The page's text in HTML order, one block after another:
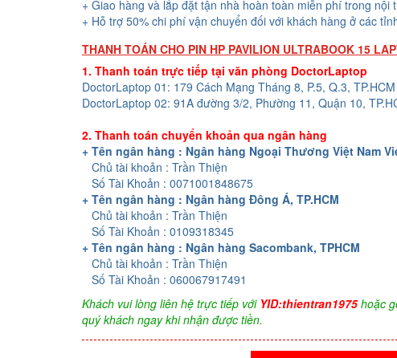
+ Giao hàng và lắp đặt tận nhà hoàn toàn miễn phí trong nội
+ Hỗ trợ 50% chi phí vận chuyển đối với khách hàng ở các
THANH TOÁN CHO PIN HP PAVILION ULTRABOOK 15
1. Thanh toán trực tiếp tại văn phòng DoctorLaptop
DoctorLaptop 01: 179 Cách Mạng Tháng 8, P.5, Q.3, TP.HCM
DoctorLaptop 02: 91A đường 3/2, Phường 11, Quận 10,
2. Thanh toán chuyển khoản qua ngân hàng
+ Tên ngân hàng : Ngân hàng Ngoại Thương Việt Nam
Chủ tài khoản : Trần Thiện
Số Tài Khoản : 0071001848675
+ Tên ngân hàng : Ngân hàng Đông Á, TP.HCM
Chủ tài khoản : Trần Thiện
Số Tài Khoản : 0109318345
+ Tên ngân hàng : Ngân hàng Sacombank, TPHCM
Chủ tài khoản : Trần Thiện
Số Tài Khoản : 060067917491
Khách vui lòng liên hệ trực tiếp với YID:thientran1975hoặc
quý khách ngay khi nhận được tiền.